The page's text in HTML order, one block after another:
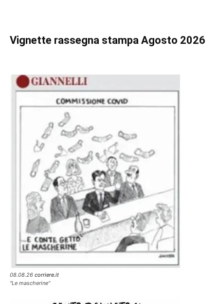
Vignette rassegna stampa Agosto 2026
08.08.26 corriere.it
"Le mascherine"